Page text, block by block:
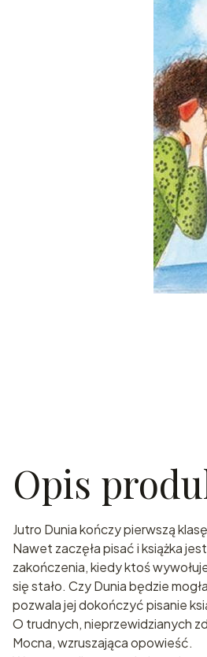
Opis
Jutro Dunia kończy pierwszą
Nawet zaczęła pisać i książka
zakończenia, kiedy ktoś
się stało. Czy Dunia będzie
pozwala jej dokończyć pisanie
O trudnych, nieprzewidzianych
Mocna, wzruszająca opowieść.